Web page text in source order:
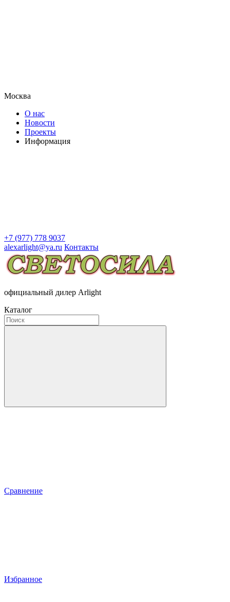
Москва
О нас
Новости
Проекты
Информация
+7 (977) 778 9037
alexarlight@ya.ru Контакты
официальный дилер Arlight
Каталог
Сравнение
Избранное